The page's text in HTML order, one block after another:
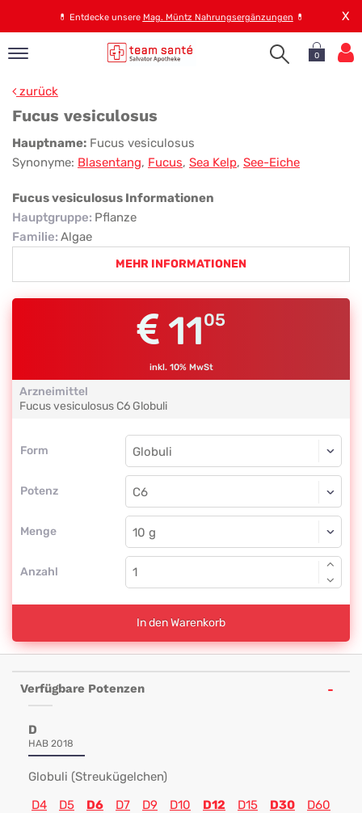
💊 Entdecke unsere Mag. Müntz Nahrungsergänzungen 💊 X
0
zurück
Fucus vesiculosus
Fucus
vesiculosus
Hauptname: Fucus vesiculosus
Synonyme: Blasentang, Fucus, Sea Kelp, See-Eiche
Fucus vesiculosus Informationen
Hauptgruppe: Pflanze
Familie: Algae
MEHR INFORMATIONEN
1105
inkl. 10% MwSt
Arzneimittel
Fucus vesiculosus C6 Globuli
Form
Form
Potenz
Globuli
C6
Menge
Globuli
Anzahl
In den Warenkorb
Verfügbare Potenzen
D
HAB 2018
Globuli (Streukügelchen)
D4
D5 D6 D7 D9 D10 D12 D15 D30
D60